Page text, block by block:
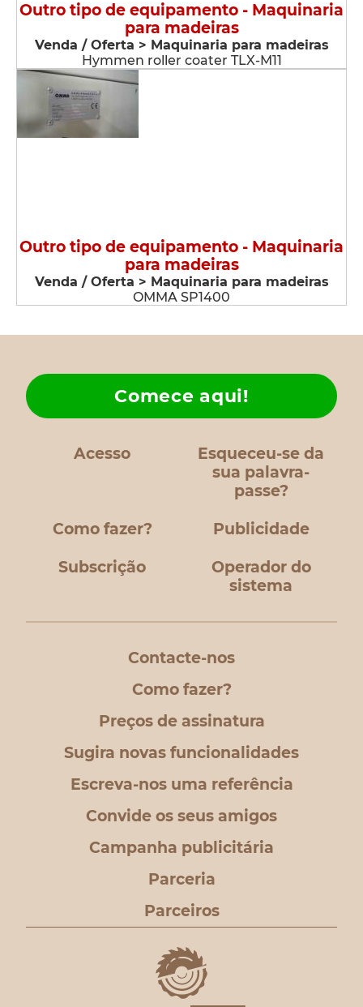
Outro tipo de equipamento - Maquinaria
para madeiras
Venda / Oferta > Maquinaria para madeiras
Hymmen roller coater TLX-M11
Outro tipo de equipamento - Maquinaria
para madeiras
Venda / Oferta > Maquinaria para madeiras
OMMA SP1400
Acesso
Esqueceu-se da
sua palavra-
passe?
Como fazer?
Comece aqui!
Publicidade
Subscrição
Operador do
sistema
Contacte-nos
Como fazer?
Preços de assinatura
Sugira novas funcionalidades
Escreva-nos uma referência
Convide os seus amigos
Campanha publicitária
Parceria
Parceiros